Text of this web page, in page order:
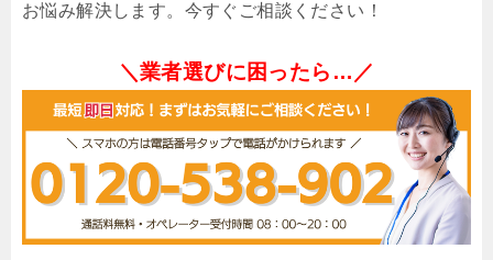
お悩み解決します。今すぐご相談ください！
＼業者選びに困ったら…／